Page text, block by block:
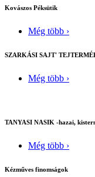
Kovászos Péksütik
Még több ›
SZARKÁSI SAJT'
Még több ›
TANYASI NASIK -hazai,
Még több ›
Kézműves finomságok